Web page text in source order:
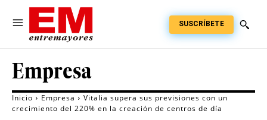
SUSCRÍBETE
Empresa
Inicio Empresa
Vitalia supera sus previsiones con un
crecimiento del 220% en la creación de centros de día